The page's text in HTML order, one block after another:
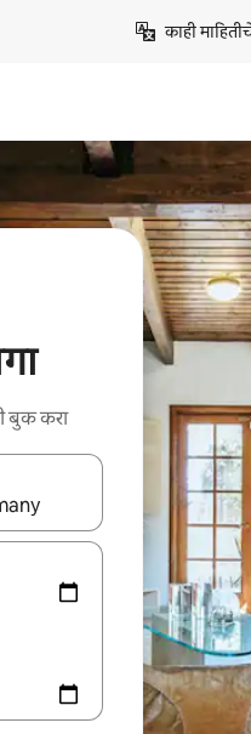
काही
बुक करा
बाणांच्या किजसह नेव्हिगेट करा